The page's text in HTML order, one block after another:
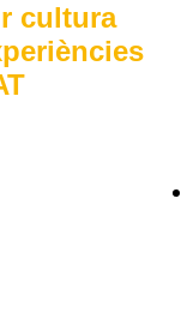
cultura